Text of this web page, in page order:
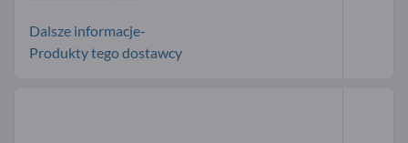
Dalsze informacje-
Produkty tego dostawcy